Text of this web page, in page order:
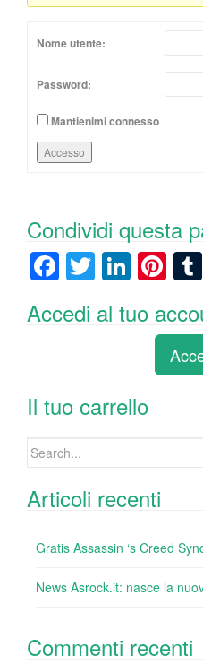
Nome utente:
Password:
Mantienimi connesso
Accesso
Condividi questa
F
c
o
o
k
T
wi
tt
Li
k
n
Pi
er
e
st
Accedi al tuo
Il tuo carrello
Search
Articoli recenti
Gratis Assassin ‘s Creed
News Asrock.it: nasce la
Commenti recenti